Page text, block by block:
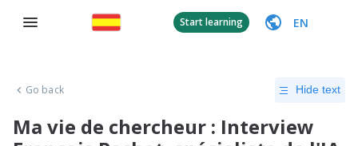
Start learning EN
Go back Hide text
Ma vie de chercheur : Interview